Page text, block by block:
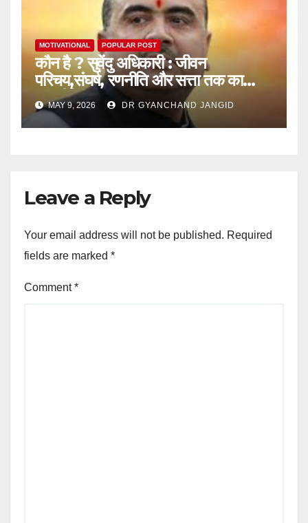
MOTIVATIONAL POPULAR POST
कौन है ? सुवेंदु अधिकारी : जीवन
परिचय,संघर्ष, रणनीति और सत्ता तक का
राजनीतिक सफर
MAY 9, 2026 DR GYANCHAND JANGID
Leave a Reply
Your email address will not be published. Required
fields are marked *
Comment*